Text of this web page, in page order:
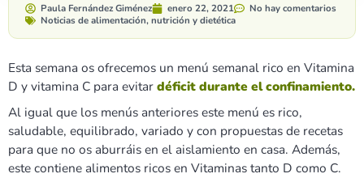
Paula Fernández Giménez enero 22, 2021
No hay comentarios
Noticias de alimentación, nutrición y dietética
Esta semana os ofrecemos un menú semanal rico en Vitamina
D y vitamina C para evitardéficit durante el confinamiento.
Al igual que los menús anteriores este menú es rico,
saludable, equilibrado, variado y con propuestas de recetas
para que no os aburráis en el aislamiento en casa. Además,
este contiene alimentos ricos en Vitaminas tanto D como C.